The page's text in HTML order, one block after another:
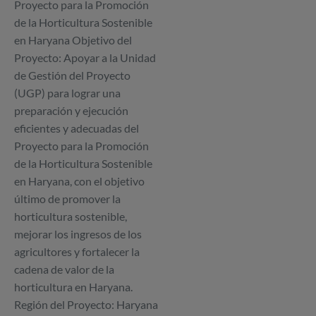
Proyecto para la Promoción
de la Horticultura Sostenible
en Haryana Objetivo del
Proyecto: Apoyar a la Unidad
de Gestión del Proyecto
(UGP) para lograr una
preparación y ejecución
eficientes y adecuadas del
Proyecto para la Promoción
de la Horticultura Sostenible
en Haryana, con el objetivo
último de promover la
horticultura sostenible,
mejorar los ingresos de los
agricultores y fortalecer la
cadena de valor de la
horticultura en Haryana.
Región del Proyecto: Haryana